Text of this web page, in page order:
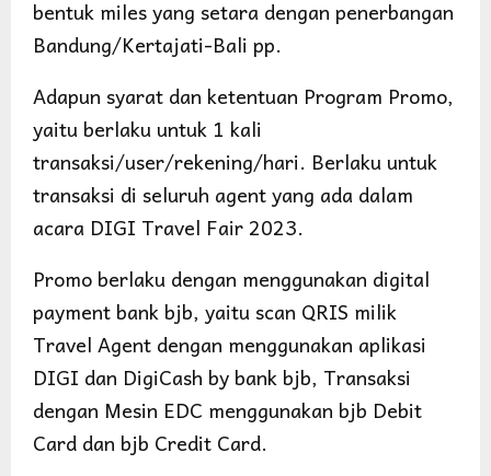
bentuk miles yang setara dengan penerbangan
Bandung/Kertajati-Bali pp.
Adapun syarat dan ketentuan Program Promo,
yaitu berlaku untuk 1 kali
transaksi/user/rekening/hari. Berlaku untuk
transaksi di seluruh agent yang ada dalam
acara DIGI Travel Fair 2023.
Promo berlaku dengan menggunakan digital
payment bank bjb, yaitu scan QRIS milik
Travel Agent dengan menggunakan aplikasi
DIGI dan DigiCash by bank bjb, Transaksi
dengan Mesin EDC menggunakan bjb Debit
Card dan bjb Credit Card.